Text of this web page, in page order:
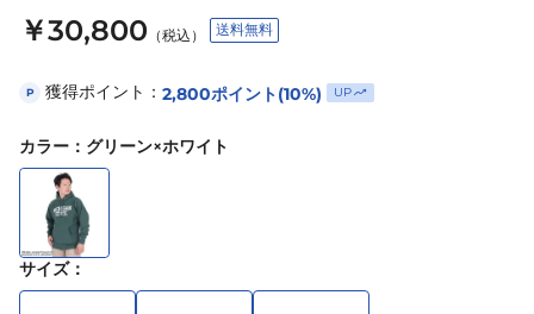
￥30,800 （税込） 送料無料
P 獲得ポイント： 2,800ポイント(10%) UP
カラー ： グリーン×ホワイト
サイズ：